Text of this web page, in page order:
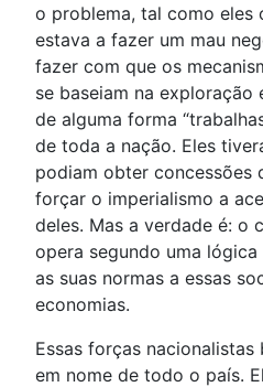
o problema, tal como eles
estava a fazer um mau
fazer com que os
se baseiam na
de alguma forma
de toda a nação. Eles
podiam obter concessões
forçar o imperialismo a
deles. Mas a verdade é: o
opera segundo uma
as suas normas a essas
economias.
Essas forças
em nome de todo o país.